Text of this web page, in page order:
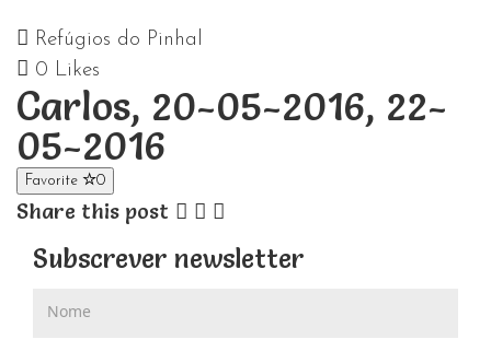
Refúgios do Pinhal
0 Likes
Carlos, 20-05-2016, 22-
05-2016
Favorite 0
Share this post
Subscrever newsletter